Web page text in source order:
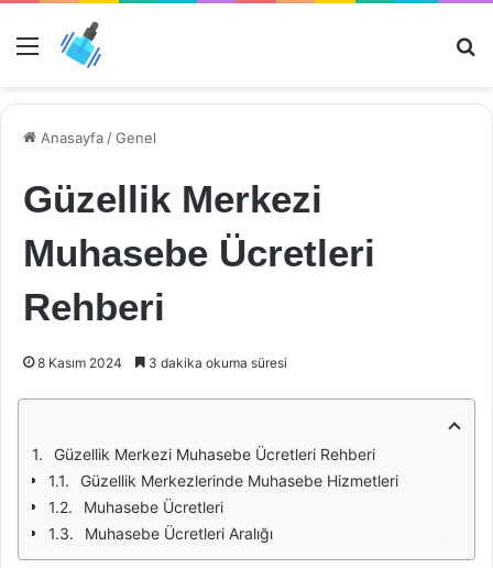
Menü
Anasayfa /Genel
Güzellik Merkezi
Muhasebe Ücretleri
Rehberi
8 Kasım 2024 3 dakika okuma süresi
Güzellik Merkezi Muhasebe Ücretleri Rehberi
Güzellik Merkezlerinde Muhasebe Hizmetleri
Muhasebe Ücretleri
Muhasebe Ücretleri Aralığı